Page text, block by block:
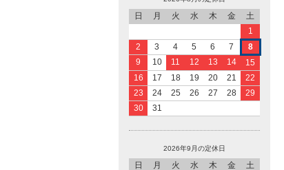
日 月 火 水 木 金
土
1
2
3 4 5 6 7
8
9
10 11 12 13 14
15
16
17 18 19 20 21
22
23
24 25 26 27 28
29
30
31
2026年9月の定休日
日 月 火 水 木 金
土